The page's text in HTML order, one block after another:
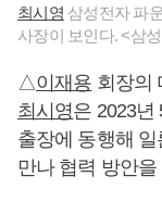
최시영 삼성전자 파
사장이 보인다. <삼
△이재용 회장의
최시영은 2023년
출장에 동행해
만나 협력 방안을